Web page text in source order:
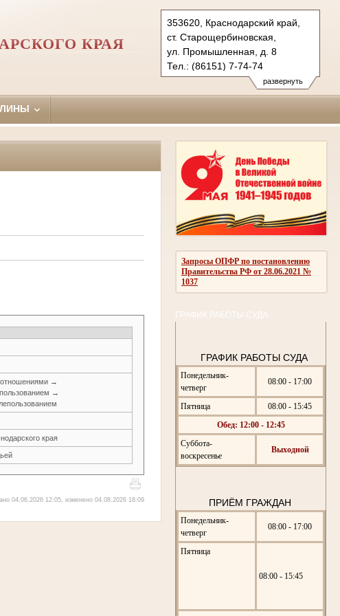
развернуть
353620, Краснодарский край,
ст. Старощербиновская,
ул. Промышленная, д. 8
Тел.: (86151) 7-74-74
sherbinovsky.krd@sudrf.ru
КРАЯ
Запросы ОПФР по постановлению
Правительства РФ от 28.06.2021 №
1037
ГРАФИК РАБОТЫ СУДА
ГРАФИК РАБОТЫ СУДА
Понедельник-
четверг
08:00 - 17:00
Пятница
08:00 - 15:45
Обед: 12:00 - 12:45
Суббота-
воскресенье
Выходной
ПРИЁМ ГРАЖДАН
Понедельник-
четверг
08:00 - 17:00
Пятница
08:00 - 15:45
→
→
края
04.06.2026 12:05, изменено 04.08.2026 18:09